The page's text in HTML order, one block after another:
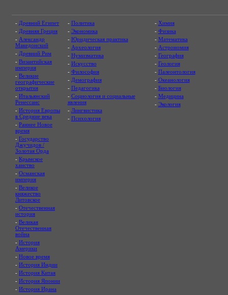
- Древний Египет
- Древняя Греция
- Александр
Македонский
- Древний Рим
- Византийская
империя
- Великие
географические
открытия
- Итальянский
Ренессанс
- История Европы
в Средние века
- Раннее Новое
время
- Государство
Джучидов /
Золотая Орда
- Крымское
ханство
- Османская
империя
- Великое
княжество
Литовское
- Отечественная
история
- Великая
Отечественная
война
- История
Америки
- Новое время
- История Индии
- История Китая
- История Японии
- История Ирана
- Политика
- Экономика
- Юридическая практика
- Археология
- Нумизматика
- Искусство
- Философия
- Демография
- Педагогика
- Социология и социальные
явления
- Лингвистика
- Психология
- Химия
- Физика
- Математика
- Астрономия
- География
- Геология
- Палеонтология
- Океанология
- Биология
- Медицина
- Экология